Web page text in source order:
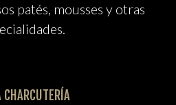
patés, mousses y otras
CHARCUTERÍA